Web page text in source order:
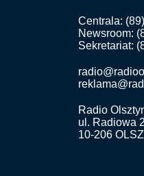
Centrala:
Newsroom:
Sekretariat:
Radio
ul. Radiowa
10-206